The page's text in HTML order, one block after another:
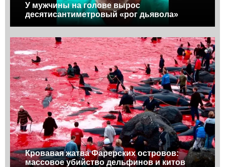
У мужчины на голове вырос
десятисантиметровый «рог дьявола»
Кровавая жатва Фарерских островов:
массовое убийство дельфинов и китов